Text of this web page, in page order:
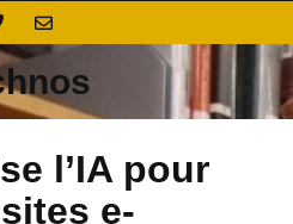
l’IA pour
e-